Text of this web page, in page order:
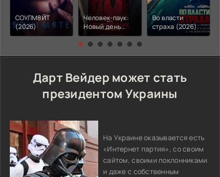
СОУЛМ8ЙТ
(2026)
Человек-паук:
Новый день
(2026)
Во власти
страха (2026)
Дарт Вейдер может стать
президентом Украины
На Украине оказывается есть
«Интернет партия», со своим
сайтом, своими поклонниками
и даже с собственным